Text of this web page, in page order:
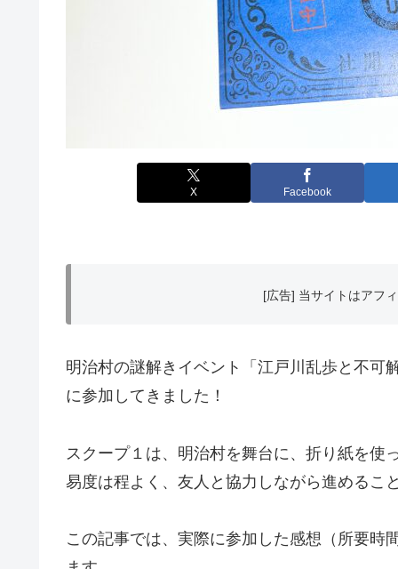
X Facebook
[広告] 当サイトはアフ
明治村の謎解きイベント「江戸川乱歩と不可
に参加してきました！
スクープ１は、明治村を舞台に、折り紙を使
易度は程よく、友人と協力しながら進めるこ
この記事では、実際に参加した感想（所要時